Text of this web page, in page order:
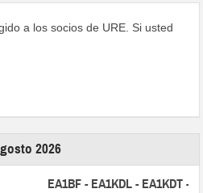
a los socios de URE. Si usted
2026
EA1BF - EA1KDL - EA1KDT -